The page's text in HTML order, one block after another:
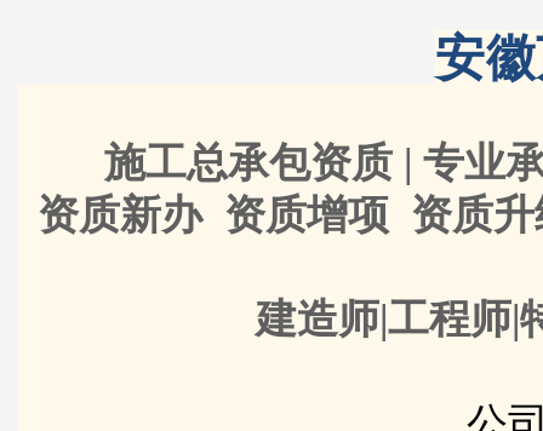
安
施工总承包资质 | 专业
资质新办 资质增项 资质
建造师|工程师|